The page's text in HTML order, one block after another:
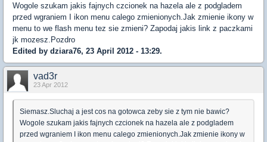
Wogole szukam jakis fajnych czcionek na hazela ale z podgladem
przed wgraniem I ikon menu calego zmienionych.Jak zmienie ikony w
menu to we flash menu tez sie zmieni? Zapodaj jakis link z paczkami
jk mozesz.Pozdro
Edited by dziara76, 23 April 2012 - 13:29.
vad3r
23 Apr 2012
Siemasz.Sluchaj a jest cos na gotowca zeby sie z tym nie bawic?
Wogole szukam jakis fajnych czcionek na hazela ale z podgladem
przed wgraniem I ikon menu calego zmienionych.Jak zmienie ikony w